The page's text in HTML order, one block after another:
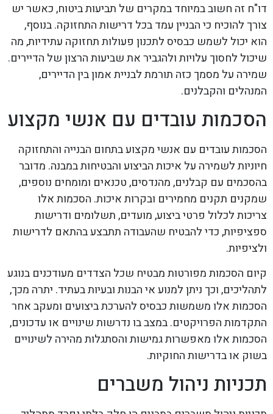
דו"ח זה חשוב במיוחד במקרים של תביעות ביטוח, כאשר יש
צורך להוכיח כי הבניין עמד בכל דרישות התחזוקה. בנוסף,
הוא יכול לשמש כבסיס לתכנון פעולות תחזוקה עתידיות, מה
שיכול לחסוך עלויות ולהגביר את שביעות הרצון של הדיירים.
שמירה על מסמך כזה תורמת לבניית אמון בין הדיירים,
המנהלים והקבלנים.
הסכמות עובדים עם אנשי מקצוע
הסכמות עובדים עם אנשי מקצוע בתחום הבנייה והתחזוקה
חיוניות לשמירה על איכות הביצוע והבטיחות במבנה. מדובר
בהסכמים עם קבלנים, מהנדסים, טכנאים ומומחים נוספים,
שמקנים תקנים מחמירים ובקרות איכות. הסכמות אלו
צריכות לכלול פרטי ביצוע, מועדים, תשלומים ודרישות
ספציפיות, כדי להבטיח שהעבודה תתבצע בהתאם לדרישות
ולציפיות.
קיום הסכמות מפורטות מבטיח שכל הצדדים מעודכנים בנוגע
לתהליכים, וכך ניתן למנוע אי הבנות ובעיות בעתיד. יתרה מכך,
הסכמות אלו משמשות כבסיס להערכת ביצועים ומעקב אחר
התקדמות הפרויקטים. במצב בו נדרשות שינויים או עדכונים,
הסכמות אלו מאפשרות גמישות והסתגלות מהירה לשינויים
בשוק או בדרישות החוקיות.
תכניות ניהול משברים